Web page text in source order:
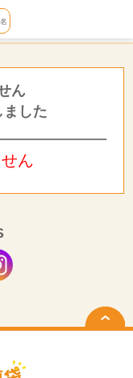
ん
ました
ん